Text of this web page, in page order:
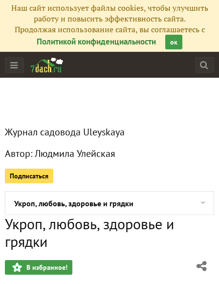
Наш сайт использует файлы cookies, чтобы улучшить
работу и повысить эффективность сайта.
Продолжая использование сайта, вы соглашаетесь с
Политикой конфиденциальности
ок
Журнал садовода Uleyskaya
Автор:Людмила Улейская
Подписаться
Все публикации 403
Сейчас обсуждают
Триумф гацании гибридной
Библейское растение - кориандр
Мелисса, чтобы вернуть лето
Укроп, любовь, здоровье и грядки
Гранат - "плоды счастья"
Не дожидаясь осени
Дубы-старожилы Никитского ботанического сада
Укроп, любовь, здоровье и
грядки
В избранное!